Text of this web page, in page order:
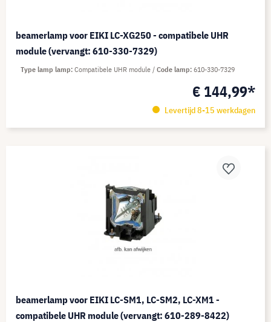
beamerlamp voor EIKI LC-XG250 - compatibele UHR
module (vervangt: 610-330-7329)
€ 144,99*
Levertijd 8-15 werkdagen
Type lamp lamp Compatibele UHR module Code lamp 610-330-7329
beamerlamp voor EIKI LC-SM1, LC-SM2, LC-XM1 -
compatibele UHR module (vervangt: 610-289-8422)